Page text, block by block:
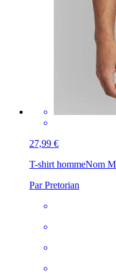
27,99 €
T-shirt hommeNom
Par Pretorian